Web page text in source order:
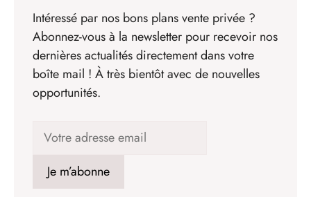
Intéressé par nos bons plans vente privée ?
Abonnez-vous à la newsletter pour recevoir nos
dernières actualités directement dans votre
boîte mail ! À très bientôt avec de nouvelles
opportunités.